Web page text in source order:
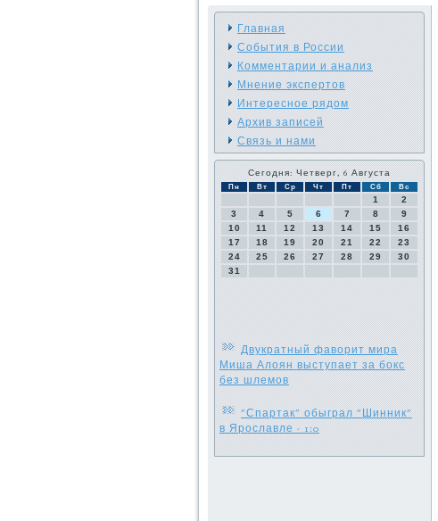
Главная
События в России
Комментарии и анализ
Мнение экспертов
Интересное рядом
Архив записей
Связь и нами
Сегодня: Четверг, 6 Августа
Пн Вт Ср Чт Пт Сб Вс
1
2
3
4 5 6 7 8
9
10
11 12 13 14 15
16
17
18 19 20 21 22
23
24
25 26 27 28 29
30
31
Двукратный фаворит мира
Миша Алоян выступает за бокс
без шлемов
"Спартак" обыграл "Шинник"
в Ярославле - 1:0